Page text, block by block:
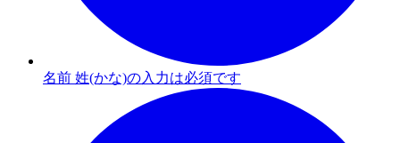
名前 姓(かな)の入力は必須です